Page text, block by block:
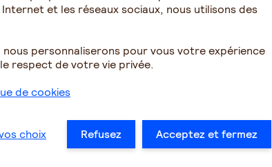
et les réseaux sociaux, nous utilisons des
personnaliserons pour vous votre expérience
respect de votre vie privée.
de cookies
choix Refusez Acceptez et fermez